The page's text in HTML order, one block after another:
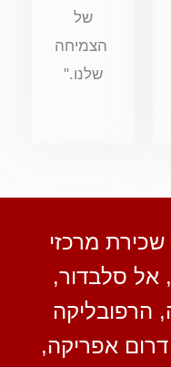
של
הצמיחה
שלנו."
על ידי שכירת מרכזי
אל סלבדור,
הרפובליקה
אפריקה,